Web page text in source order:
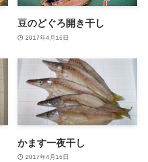
豆のどぐろ開き干し
2017年4月16日
かます一夜干し
2017年4月16日